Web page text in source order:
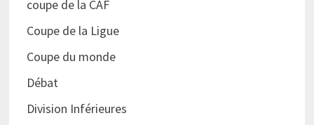
coupe de la CAF
Coupe de la Ligue
Coupe du monde
Débat
Division Inférieures